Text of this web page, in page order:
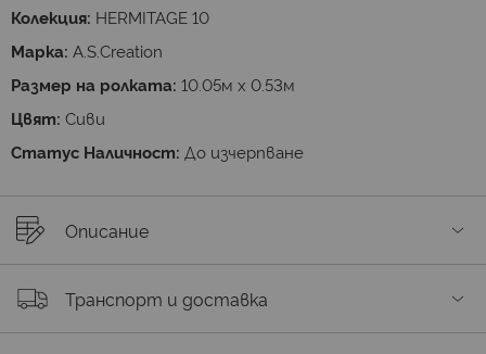
Колекция: HERMITAGE 10
Марка: A.S.Creation
Размер на ролката: 10.05м х 0.53м
Цвят: Сиви
Статус Наличност: До изчерпване
Описание
Транспорт и доставка